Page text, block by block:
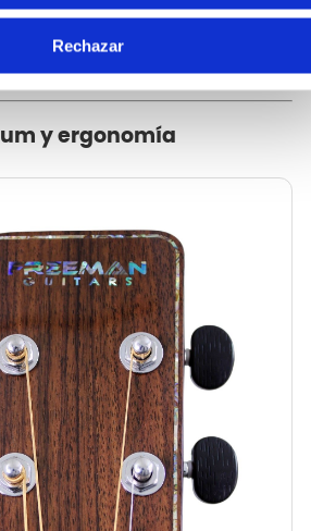
Rechazar
y ergonomía